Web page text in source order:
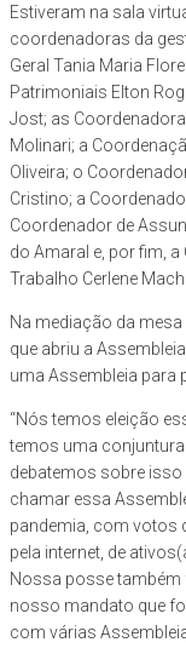
Estiveram na sala
coordenadoras da
Geral Tania Maria
Patrimoniais Elton
Jost; as
Molinari; a
Oliveira; o
Cristino; a
Coordenador de
do Amaral e, por fim,
Trabalho Cerlene
Na mediação da mesa
que abriu a
uma Assembleia para
“Nós temos eleição
temos uma
debatemos sobre
chamar essa
pandemia, com votos
pela internet, de
Nossa posse também
nosso mandato que
com várias